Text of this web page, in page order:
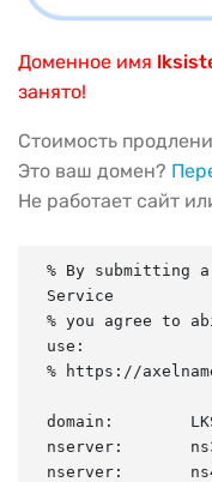
Доменное имя
занято!
Стоимость
Это ваш домен?
Не работает сайт
% By submitting
Service
% you agree to
use:
% https://
domain:
nserver:
nserver: